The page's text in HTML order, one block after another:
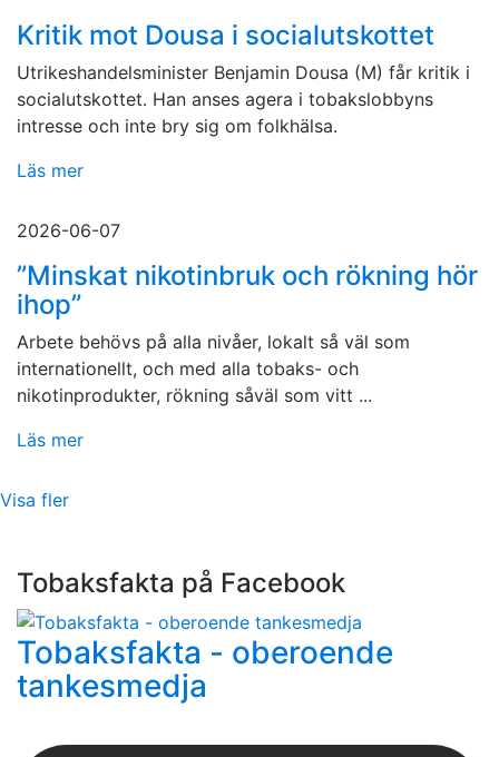
Kritik mot Dousa i socialutskottet
Utrikeshandelsminister Benjamin Dousa (M) får kritik i
socialutskottet. Han anses agera i tobakslobbyns
intresse och inte bry sig om folkhälsa.
Läs mer
2026-06-07
”Minskat nikotinbruk och rökning hör
ihop”
Arbete behövs på alla nivåer, lokalt så väl som
internationellt, och med alla tobaks- och
nikotinprodukter, rökning såväl som vitt ...
Läs mer
Visa fler
Tobaksfakta på Facebook
Tobaksfakta - oberoende
tankesmedja